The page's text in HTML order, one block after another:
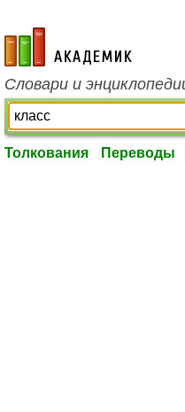
academic.ru
Словари и
Толкования Переводы